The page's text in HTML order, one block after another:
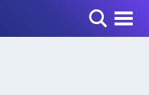
Toggle Menu